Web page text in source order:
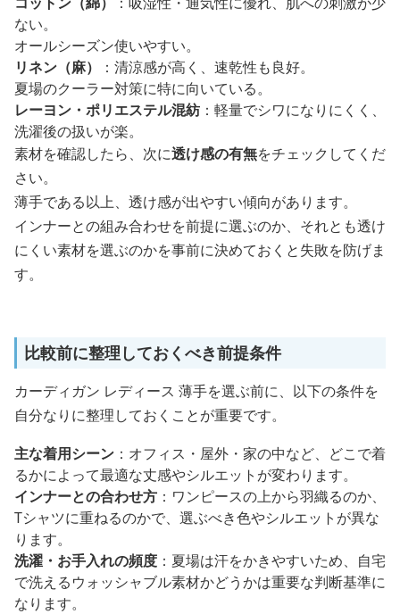
ない。
オールシーズン使いやすい。
リネン（麻）
：清涼感が高く、速乾性も良好。
夏場のクーラー対策に特に向いている。
レーヨン・ポリエステル混紡 ：軽量でシワになりにくく、
洗濯後の扱いが楽。
素材を確認したら、次に透け感の有無をチェックしてくだ
さい。
薄手である以上、透け感が出やすい傾向があります。
インナーとの組み合わせを前提に選ぶのか、それとも透け
にくい素材を選ぶのかを事前に決めておくと失敗を防げま
す。
比較前に整理しておくべき前提条件
カーディガン レディース 薄手を選ぶ前に、以下の条件を
自分なりに整理しておくことが重要です。
主な着用シーン ：オフィス・屋外・家の中など、どこで着
るかによって最適な丈感やシルエットが変わります。
インナーとの合わせ方 ：ワンピースの上から羽織るのか、
Tシャツに重ねるのかで、選ぶべき色やシルエットが異な
ります。
洗濯・お手入れの頻度 ：夏場は汗をかきやすいため、自宅
で洗えるウォッシャブル素材かどうかは重要な判断基準に
なります。